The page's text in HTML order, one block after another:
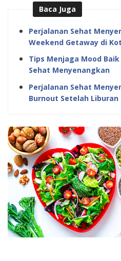
Baca Juga
Perjalanan Sehat
Weekend Getaway di
Tips Menjaga Mood
Sehat Menyenangkan
Perjalanan Sehat
Burnout Setelah Liburan